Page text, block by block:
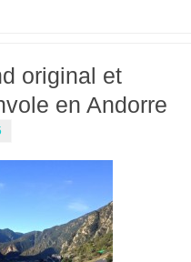
original et
en Andorre